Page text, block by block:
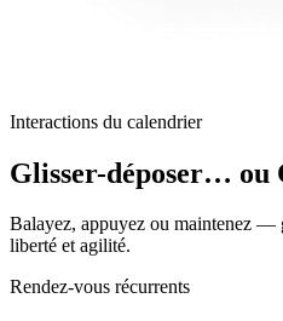
Interactions du calendrier
Glisser-déposer… ou
Balayez, appuyez ou maintenez —
liberté et agilité.
Rendez-vous récurrents